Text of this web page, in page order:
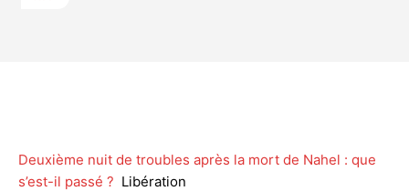
Deuxième nuit de troubles après la mort de Nahel : que
s’est-il passé ? Libération